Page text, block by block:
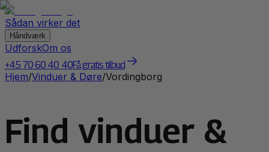
Sådan virker det
Håndværk
UdforskOm os
+45 70 60 40 40Få gratis tilbud
Hjem/Vinduer & Døre/Vordingborg
Find vinduer &